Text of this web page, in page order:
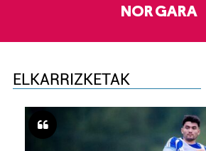
NOR GARA
ELKARRIZKETAK